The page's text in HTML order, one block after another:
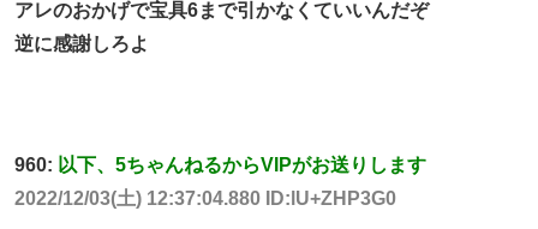
アレのおかげで宝具6まで引かなくていいんだぞ
逆に感謝しろよ
960: 以下、5ちゃんねるからVIPがお送りします
2022/12/03(土) 12:37:04.880 ID:lU+ZHP3G0